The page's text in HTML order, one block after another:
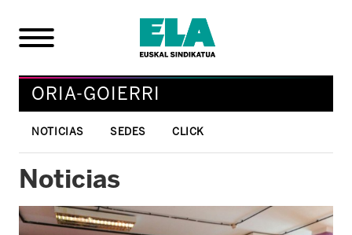
ORIA-GOIERRI
NOTICIAS SEDES CLICK
Noticias